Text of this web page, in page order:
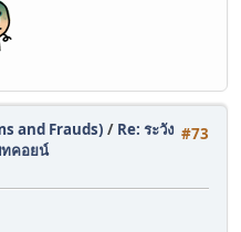
#73
and Frauds) / Re: ระวัง
คอยน์